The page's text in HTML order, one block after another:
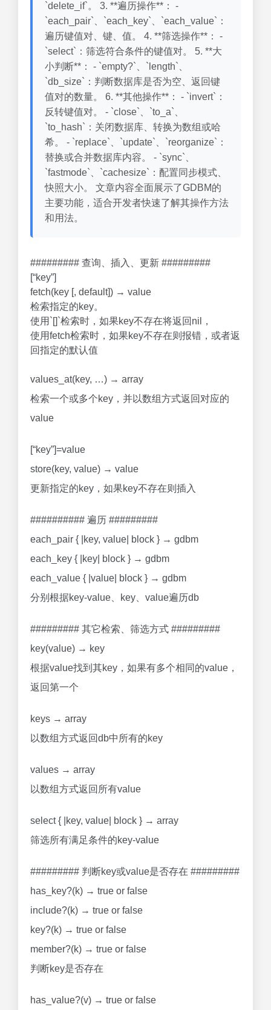
`delete_if`。 3. **遍历操作**： -
`each_pair`、`each_key`、`each_value`：
遍历键值对、键、值。 4. **筛选操作**： -
`select`：筛选符合条件的键值对。 5. **大
小判断**： - `empty?`、`length`、
`db_size`：判断数据库是否为空、返回键
值对的数量。 6. **其他操作**： - `invert`：
反转键值对。 - `close`、`to_a`、
`to_hash`：关闭数据库、转换为数组或哈
希。 - `replace`、`update`、`reorganize`：
替换或合并数据库内容。 - `sync`、
`fastmode`、`cachesize`：配置同步模式、
快照大小。 文章内容全面展示了GDBM的
主要功能，适合开发者快速了解其操作方法
和用法。
######### 查询、插入、更新 #########
[“key”]
fetch(key [, default]) → value
检索指定的key。
使用`[]`检索时，如果key不存在将返回nil，
使用fetch检索时，如果key不存在则报错，或者返
回指定的默认值
values_at(key, …) → array
检索一个或多个key，并以数组方式返回对应的
value
[“key”]=value
store(key, value) → value
更新指定的key，如果key不存在则插入
########## 遍历 #########
each_pair { |key, value| block } → gdbm
each_key { |key| block } → gdbm
each_value { |value| block } → gdbm
分别根据key-value、key、value遍历db
######### 其它检索、筛选方式 #########
key(value) → key
根据value找到其key，如果有多个相同的value，
返回第一个
keys → array
以数组方式返回db中所有的key
values → array
以数组方式返回所有value
select { |key, value| block } → array
筛选所有满足条件的key-value
######### 判断key或value是否存在 #########
has_key?(k) → true or false
include?(k) → true or false
key?(k) → true or false
member?(k) → true or false
判断key是否存在
has_value?(v) → true or false